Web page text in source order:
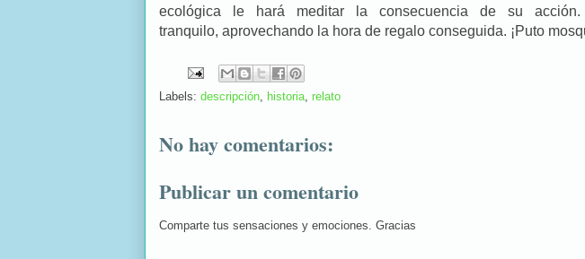
ecológica le hará meditar la consecuencia de su
tranquilo, aprovechando la hora de regalo conseguida. ¡Puto
Labels: descripción, historia, relato
No hay comentarios:
Publicar un comentario
Comparte tus sensaciones y emociones. Gracias